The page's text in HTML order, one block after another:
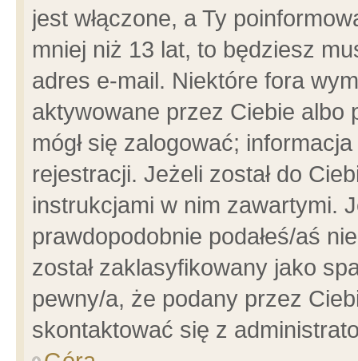
jest włączone, a Ty
mniej niż 13 lat, to będziesz
adres e-mail. Niektóre fora
aktywowane przez Ciebie albo
mógł się zalogować;
rejestracji. Jeżeli został do
instrukcjami w nim zawartymi.
prawdopodobnie podałeś/aś
został zaklasyfikowany jako
pewny/a, że podany przez
skontaktować się z